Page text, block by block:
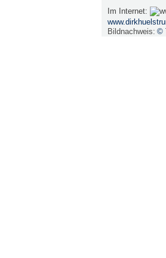
Im Internet:
Bildnachweis: ©